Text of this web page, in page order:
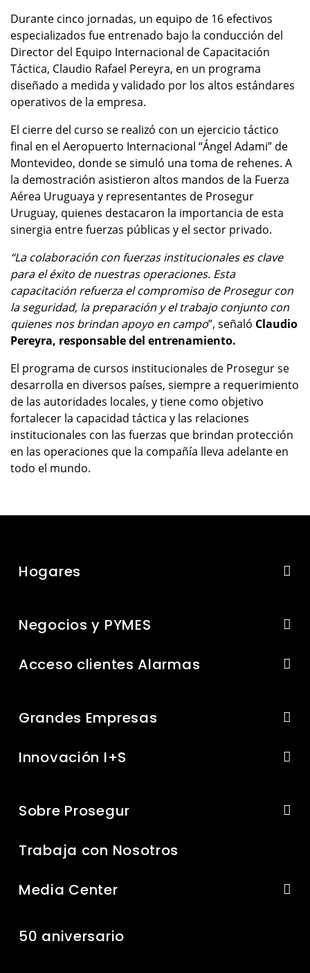
Durante cinco jornadas, un equipo de 16 efectivos
especializados fue entrenado bajo la conducción del
Director del Equipo Internacional de Capacitación
Táctica, Claudio Rafael Pereyra, en un programa
diseñado a medida y validado por los altos estándares
operativos de la empresa.
El cierre del curso se realizó con un ejercicio táctico
final en el Aeropuerto Internacional “Ángel Adami” de
Montevideo, donde se simuló una toma de rehenes. A
la demostración asistieron altos mandos de la Fuerza
Aérea Uruguaya y representantes de Prosegur
Uruguay, quienes destacaron la importancia de esta
sinergia entre fuerzas públicas y el sector privado.
“La colaboración con fuerzas institucionales es clave
para el éxito de nuestras operaciones. Esta
capacitación refuerza el compromiso de Prosegur con
la seguridad, la preparación y el trabajo conjunto con
quienes nos brindan apoyo en campo”, señaló Claudio
Pereyra, responsable del entrenamiento.
El programa de cursos institucionales de Prosegur se
desarrolla en diversos países, siempre a requerimiento
de las autoridades locales, y tiene como objetivo
fortalecer la capacidad táctica y las relaciones
institucionales con las fuerzas que brindan protección
en las operaciones que la compañía lleva adelante en
todo el mundo.
Hogares
Negocios y PYMES
Acceso clientes Alarmas
Grandes Empresas
Innovación I+S
Sobre Prosegur
Trabaja con Nosotros
Media Center
50 aniversario